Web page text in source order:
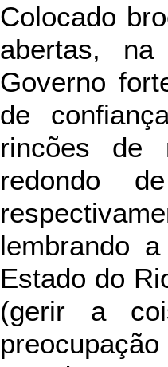
Colocado
abertas,
Governo
de
rincões de
redondo
lembrando
Estado do
(gerir a